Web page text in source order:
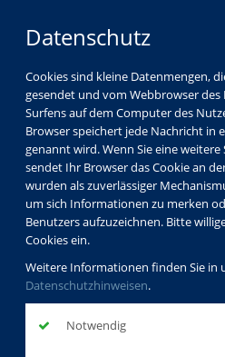
Datenschutz
Cookies sind kleine Datenmengen,
gesendet und vom Webbrowser
Surfens auf dem Computer des
Browser speichert jede Nachricht in
genannt wird. Wenn Sie eine
sendet Ihr Browser das Cookie an
wurden als zuverlässiger
um sich Informationen zu merken
Benutzers aufzuzeichnen. Bitte
Cookies ein.
Weitere Informationen finden Sie in
Datenschutzhinweisen.
Notwendig